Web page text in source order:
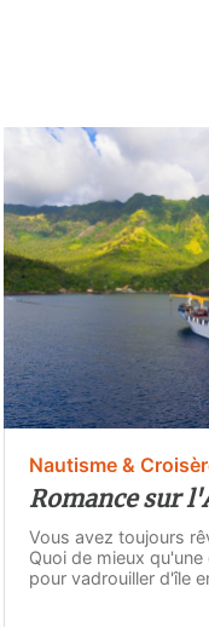
Nautisme &
Romance sur
Vous avez toujours
Quoi de mieux
pour vadrouiller d'île